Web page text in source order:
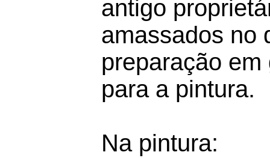
antigo
amassados no
preparação
para a pintura.
Na pintura: